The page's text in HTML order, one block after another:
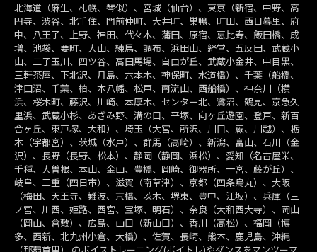
北海道（麻生、札幌、琴似）、宮城（仙台）、東京（新宿、中野、高
円寺、渋谷、北千住、門前仲町、大井町、巣鴨、町田、西日暮里、府
中、八王子、上野、神田、代々木、蒲田、原宿、恵比寿、飯田橋、成
増、池袋、要町、大山、練馬、調布、浜田山、経堂、五反田、武蔵小
山、二子玉川、四ツ谷、高田馬場、自由が丘、武蔵小金井、中目黒、
三軒茶屋、下北沢、月島、六本木、神保町、水道橋）、千葉（船橋、
津田沼、千葉、柏、本八幡、松戸、南流山、西船橋）、神奈川（横
浜、桜木町、藤沢、川崎、本厚木、センター北、鷺沼、鶴見、京急久
里浜、武蔵小杉、あざみ野、溝の口、平塚、向ヶ丘遊園、登戸、新百
合ヶ丘、東戸塚、大和）、埼玉（大宮、所沢、川口、蕨、川越）、栃
木（宇都宮）、茨城（水戸）、群馬（高崎）、新潟、富山、石川（金
沢）、長野（長野、松本）、静岡（静岡、浜松）、愛知（名古屋栄、
千種、大曽根、本山、金山、豊橋、岡崎、御器所、一宮、藤が丘）、
岐阜、三重（四日市）、滋賀（南草津）、京都（四条烏丸）、大阪
（梅田、天王寺、難波、京橋、茨木、堺東、豊中、江坂）、兵庫（三
ノ宮、川西、姫路、西宮、宝塚、明石）、奈良（大和西大寺）、岡山
（岡山、倉敷）、広島、山口（新山口）、香川（高松）、福岡（博
多、西新、北九州小倉、大橋）、佐賀、長崎、熊本、鹿児島、沖縄